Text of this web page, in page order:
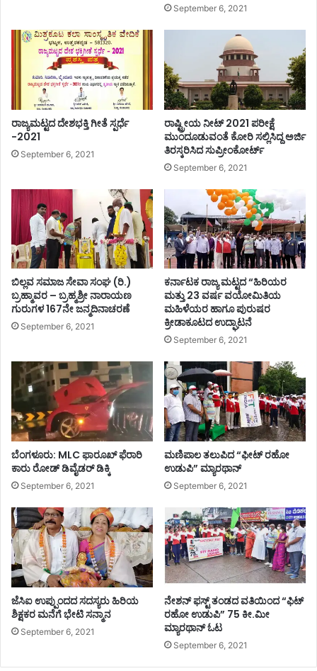
ಸೂ
ನೆ
.
!
September 6, 2021
ರಾಜ್ಯಮಟ್ಟದ ದೇಶಭಕ್ತಿ ಗೀತೆ ಸ್ಪರ್ಧೆ
-2021
September 6, 2021
ರಾಷ್ಟ್ರೀಯ ನೀಟ್ 2021 ಪರೀಕ್ಷೆ
ಮುಂದೂಡುವಂತೆ ಕೋರಿ ಸಲ್ಲಿಸಿದ್ದ ಅರ್ಜಿ
ತಿರಸ್ಕರಿಸಿದ ಸುಪ್ರೀಂಕೋರ್ಟ್
September 6, 2021
ಬಿಲ್ಲವ ಸಮಾಜ ಸೇವಾ ಸಂಘ (ರಿ.)
ಬ್ರಹ್ಮಾವರ – ಬ್ರಹ್ಮಶ್ರೀ ನಾರಾಯಣ
ಗುರುಗಳ 167ನೇ ಜನ್ಮದಿನಾಚರಣೆ
September 6, 2021
ಕರ್ನಾಟಕ ರಾಜ್ಯ ಮಟ್ಟದ “ಹಿರಿಯರ
ಮತ್ತು 23 ವರ್ಷ ವಯೋಮಿತಿಯ
ಮಹಿಳೆಯರ ಹಾಗೂ ಪುರುಷರ
ಕ್ರೀಡಾಕೂಟದ ಉದ್ಘಾಟನೆ
September 6, 2021
ಬೆಂಗಳೂರು: MLC ಫಾರೂಖ್ ಫೆರಾರಿ
ಕಾರು ರೋಡ್​​ ಡಿವೈಡರ್​​ ಡಿಕ್ಕಿ
September 6, 2021
ಮಣಿಪಾಲ ತಲುಪಿದ “ಫೀಟ್ ರಹೋ
ಉಡುಪಿ” ಮ್ಯಾರಥಾನ್
September 6, 2021
ಜೆಸಿಐ ಉಪ್ಪುಂದದ ಸದಸ್ಯರು ಹಿರಿಯ
ಶಿಕ್ಷಕರ ಮನೆಗೆ ಭೇಟಿ ಸನ್ಮಾನ
September 6, 2021
ನೇಶನ್ ಫಸ್ಟ್ ತಂಡದ ವತಿಯಿಂದ “ಫಿಟ್
ರಹೋ ಉಡುಪಿ” 75 ಕೀ.ಮೀ
ಮ್ಯಾರಥಾನ್ ಓಟ
September 6, 2021